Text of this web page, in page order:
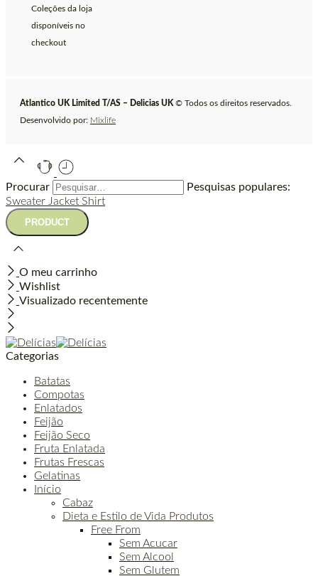
Coleções da loja
disponíveis no
checkout
Atlantico UK Limited T/AS – Delicias UK © Todos os direitos reservados.
Desenvolvido por: Mixlife
Procurar
Pesquisas populares:
Sweater Jacket Shirt
O meu carrinho
Wishlist
Visualizado recentemente
Categorias
Batatas
Compotas
Enlatados
Feijão
Feijão Seco
Fruta Enlatada
Frutas Frescas
Gelatinas
Início
Cabaz
Dieta e Estilo de Vida Produtos
Free From
Sem Acucar
Sem Alcool
Sem Glutem